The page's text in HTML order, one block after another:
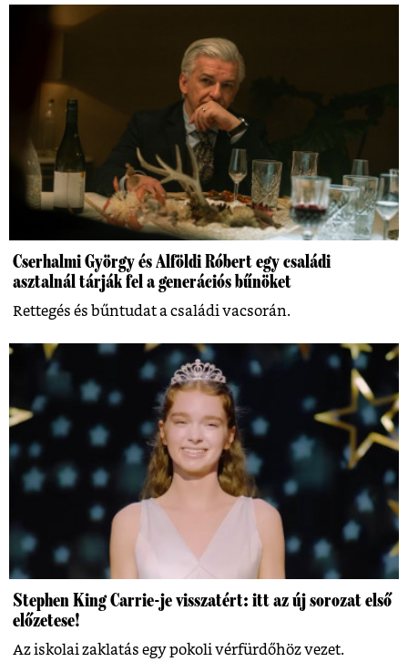
Cserhalmi György és Alföldi Róbert egy családi
asztalnál tárják fel a generációs bűnöket
Rettegés és bűntudat a családi vacsorán.
Stephen King Carrie-je visszatért: itt az új sorozat első
előzetese!
Az iskolai zaklatás egy pokoli vérfürdőhöz vezet.